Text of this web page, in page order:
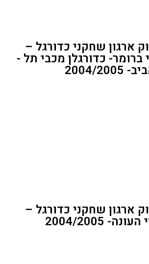
ארגון שחקני כדורגל –
ברומר- כדורגלן מכבי תל -
2004/2005
ארגון שחקני כדורגל –
2004/2005